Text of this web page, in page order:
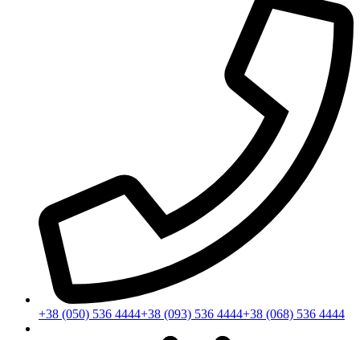
+38 (050) 536 4444+38 (093) 536 4444+38 (068) 536 4444